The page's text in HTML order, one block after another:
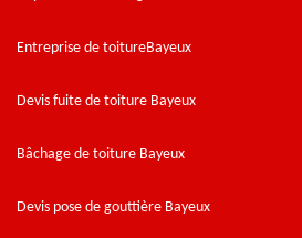
Entreprise de toitureBayeux
Devis fuite de toiture Bayeux
Bâchage de toiture Bayeux
Devis pose de gouttière Bayeux